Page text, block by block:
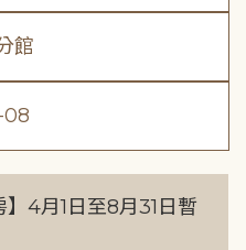
館
】4月1日至8月31日暫